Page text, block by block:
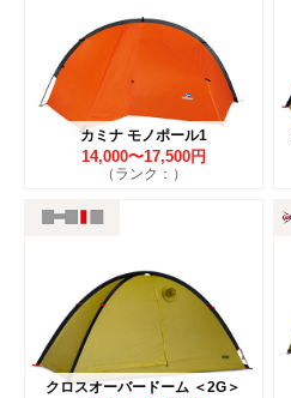
カミナ モノポール1
14,000〜17,500円
（ランク：）
クロスオーバードーム ＜2G＞